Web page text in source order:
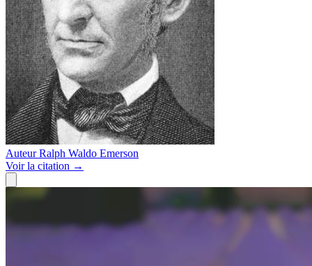
Auteur Ralph Waldo Emerson
Voirla citation →